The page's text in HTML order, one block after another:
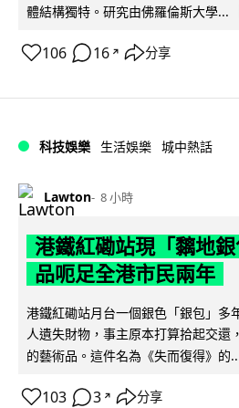
體結構獨特。研究由佛羅倫斯大學...
106 16 ↗ 分享
科技娛樂 生活娛樂 城中熱話
Lawton 8 小時
港鐵紅磡站現「黐地
品呃足全港市民兩年
港鐵紅磡站月台一個銀色「銀包」多
人遺失財物，事主原本打算拾起交還
的藝術品。這件名為《失而復得》的
103 3 ↗ 分享